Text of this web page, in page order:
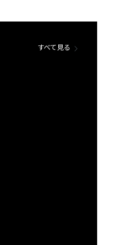
すべて見る